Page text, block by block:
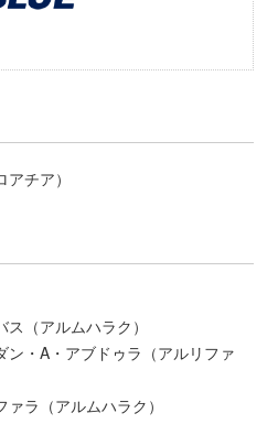
チア）
（アルムハラク）
ン・A・アブドゥラ（アルリファ
ラ（アルムハラク）